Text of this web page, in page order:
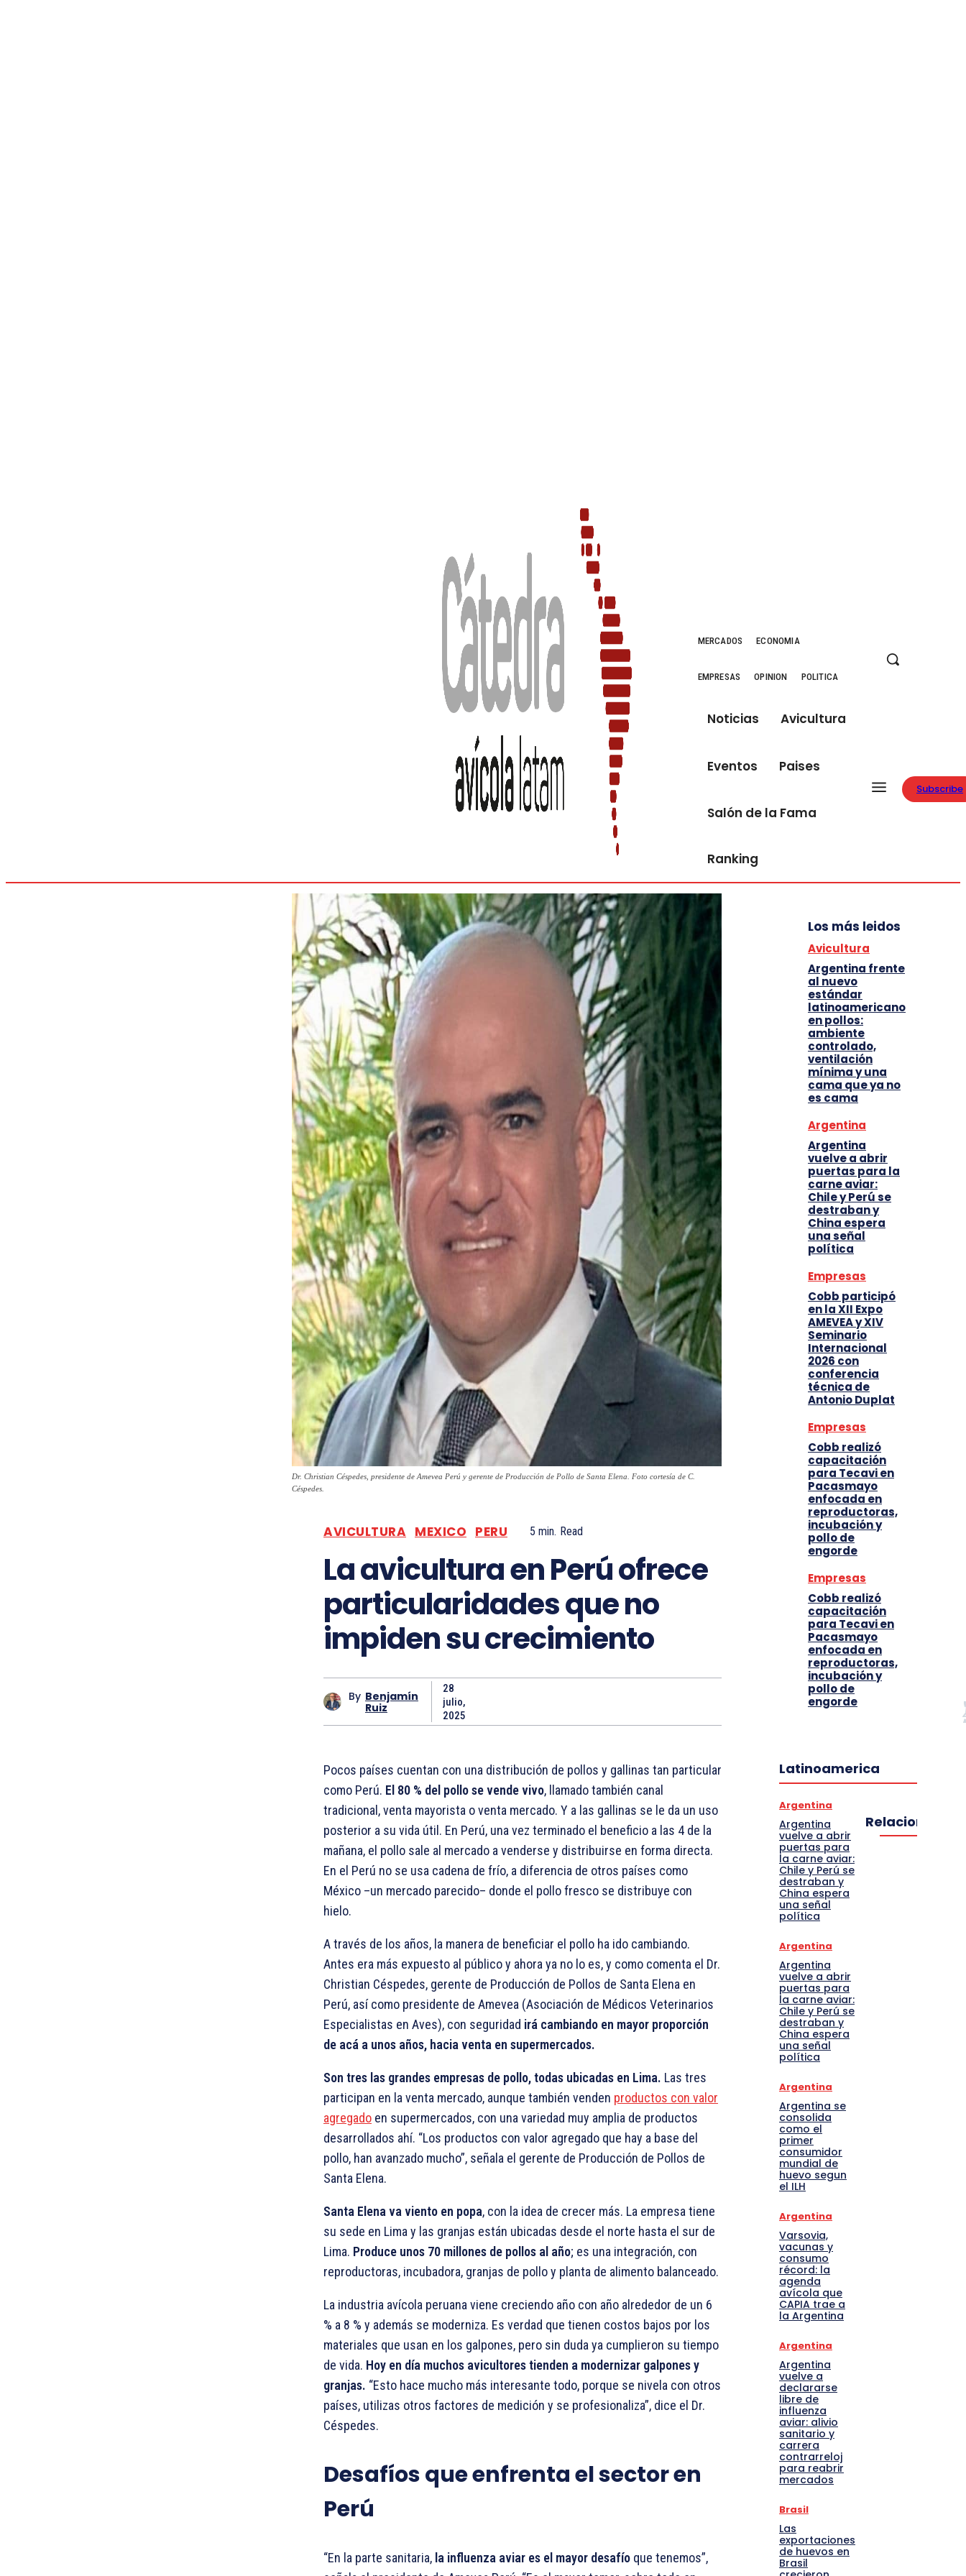
MERCADOS ECONOMIA
EMPRESAS OPINION POLITICA
Noticias Avicultura
Eventos Paises
Salón de la Fama
Ranking
Subscribe
Dr. Christian Céspedes, presidente de Amevea Perú y gerente de Producción de Pollo de Santa Elena. Foto cortesía de C.
Céspedes.
AVICULTURA MEXICO PERU 5 min. Read
La avicultura en Perú ofrece
particularidades que no
impiden su crecimiento
By Benjamín
Ruiz
28
julio,
2025
Pocos países cuentan con una distribución de pollos y gallinas tan particular
como Perú. El 80 % del pollo se vende vivo, llamado también canal
tradicional, venta mayorista o venta mercado. Y a las gallinas se le da un uso
posterior a su vida útil. En Perú, una vez terminado el beneficio a las 4 de la
mañana, el pollo sale al mercado a venderse y distribuirse en forma directa.
En el Perú no se usa cadena de frío, a diferencia de otros países como
México –un mercado parecido– donde el pollo fresco se distribuye con
hielo.
A través de los años, la manera de beneficiar el pollo ha ido cambiando.
Antes era más expuesto al público y ahora ya no lo es, y como comenta el Dr.
Christian Céspedes, gerente de Producción de Pollos de Santa Elena en
Perú, así como presidente de Amevea (Asociación de Médicos Veterinarios
Especialistas en Aves), con seguridad irá cambiando en mayor proporción
de acá a unos años, hacia venta en supermercados.
Son tres las grandes empresas de pollo, todas ubicadas en Lima. Las tres
participan en la venta mercado, aunque también venden productos con valor
agregado en supermercados, con una variedad muy amplia de productos
desarrollados ahí. “Los productos con valor agregado que hay a base del
pollo, han avanzado mucho”, señala el gerente de Producción de Pollos de
Santa Elena.
Santa Elena va viento en popa, con la idea de crecer más. La empresa tiene
su sede en Lima y las granjas están ubicadas desde el norte hasta el sur de
Lima. Produce unos 70 millones de pollos al año; es una integración, con
reproductoras, incubadora, granjas de pollo y planta de alimento balanceado.
La industria avícola peruana viene creciendo año con año alrededor de un 6
% a 8 % y además se moderniza. Es verdad que tienen costos bajos por los
materiales que usan en los galpones, pero sin duda ya cumplieron su tiempo
de vida. Hoy en día muchos avicultores tienden a modernizar galpones y
granjas. “Esto hace mucho más interesante todo, porque se nivela con otros
países, utilizas otros factores de medición y se profesionaliza”, dice el Dr.
Céspedes.
Desafíos que enfrenta el sector en
Perú
“En la parte sanitaria, la influenza aviar es el mayor desafío que tenemos”,
Los más leidos
Avicultura
Argentina frente
al nuevo
estándar
latinoamericano
en pollos:
ambiente
controlado,
ventilación
mínima y una
cama que ya no
es cama
Argentina
Argentina
vuelve a abrir
puertas para la
carne aviar:
Chile y Perú se
destraban y
China espera
una señal
política
Empresas
Cobb participó
en la XII Expo
AMEVEA y XIV
Seminario
Internacional
2026 con
conferencia
técnica de
Antonio Duplat
Empresas
Cobb realizó
capacitación
para Tecavi en
Pacasmayo
enfocada en
reproductoras,
incubación y
pollo de
engorde
Empresas
Cobb realizó
capacitación
para Tecavi en
Pacasmayo
enfocada en
reproductoras,
incubación y
pollo de
engorde
Latinoamerica
Argentina
Argentina
vuelve a abrir
puertas para
la carne aviar:
Chile y Perú se
destraban y
China espera
una señal
política
Argentina
Argentina
vuelve a abrir
puertas para
la carne aviar:
Chile y Perú se
destraban y
China espera
una señal
política
Argentina
Argentina se
consolida
como el
primer
consumidor
mundial de
huevo segun
el ILH
Argentina
Varsovia,
vacunas y
consumo
récord: la
agenda
avícola que
CAPIA trae a
la Argentina
Argentina
Argentina
vuelve a
declararse
libre de
influenza
aviar: alivio
sanitario y
carrera
contrarreloj
para reabrir
mercados
Brasil
Las
exportaciones
de huevos en
Brasil
Relacionado